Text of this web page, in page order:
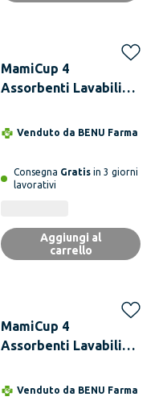
MamiCup 4
Assorbenti Lavabili
Colori Assortiti + Wet
Venduto da BENU Farma
Consegna Gratis in 3 giorni
lavorativi
Aggiungi al
carrello
MamiCup 4
Assorbenti Lavabili
Colori Assortiti + Wet
Venduto da BENU Farma